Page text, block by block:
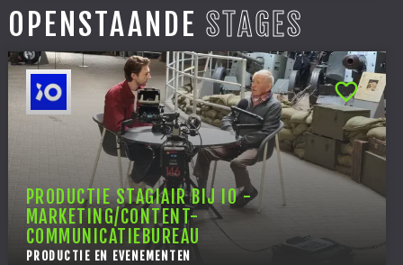
OPENSTAANDE STAGES
PRODUCTIE STAGIAIR BIJ IO -
MARKETING/CONTENT-
COMMUNICATIEBUREAU
PRODUCTIE EN EVENEMENTEN